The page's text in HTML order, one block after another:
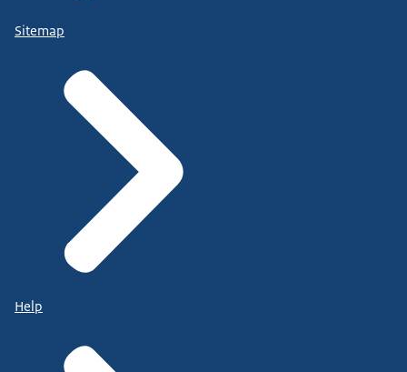
Sitemap
Help